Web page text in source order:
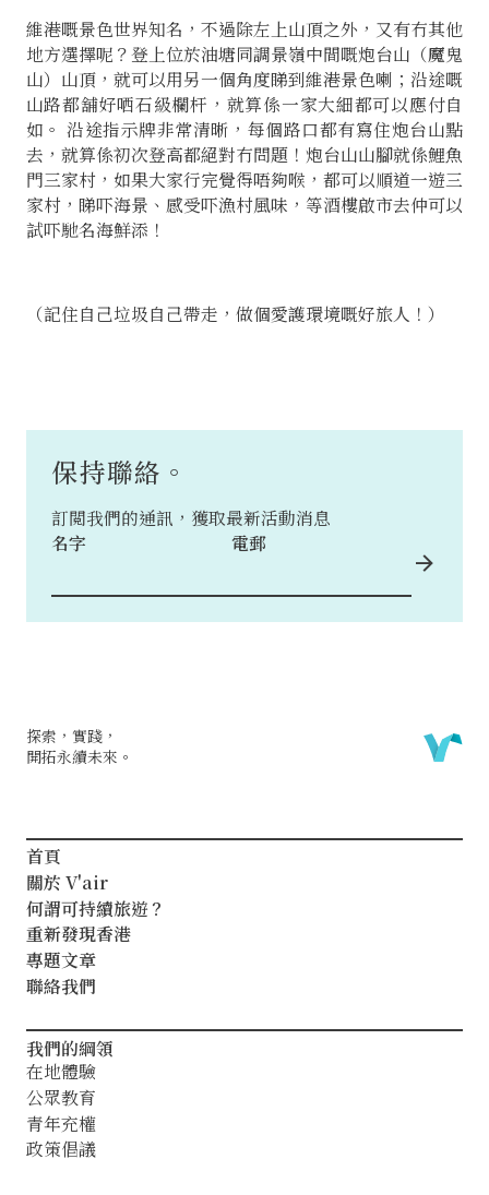
維港嘅景色世界知名，不過除左上山頂之外，又有冇其他
地方選擇呢？登上位於油塘同調景嶺中間嘅炮台山（魔鬼
山）山頂，就可以用另一個角度睇到維港景色喇；沿途嘅
山路都舖好哂石級欄杆，就算係一家大細都可以應付自
如。 沿途指示牌非常清晰，每個路口都有寫住炮台山點
去，就算係初次登高都絕對冇問題！炮台山山腳就係鯉魚
門三家村，如果大家行完覺得唔夠喉，都可以順道一遊三
家村，睇吓海景、感受吓漁村風味，等酒樓啟市去仲可以
試吓馳名海鮮添！
（記住自己垃圾自己帶走，做個愛護環境嘅好旅人！）
保持聯絡。
訂閲我們的通訊，獲取最新活動消息
名字
電郵
探索，實踐，
開拓永續未來。
首頁
關於 V'air
何謂可持續旅遊？
重新發現香港
專題文章
聯絡我們
我們的綱領
在地體驗
公眾教育
青年充權
政策倡議